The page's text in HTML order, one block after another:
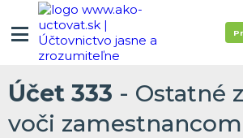
Účet 333 - Ostatné
voči zamestnancom